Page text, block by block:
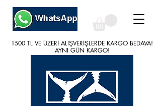
1500 TL VE ÜZERİ ALIŞVERİŞLERDE KARGO BEDAVA!
AYNI GÜN KARGO!
1500 TL VE ÜZERİ ALIŞVERİŞLERDE KARGO BEDAVA!
AYNI GÜN KARGO!